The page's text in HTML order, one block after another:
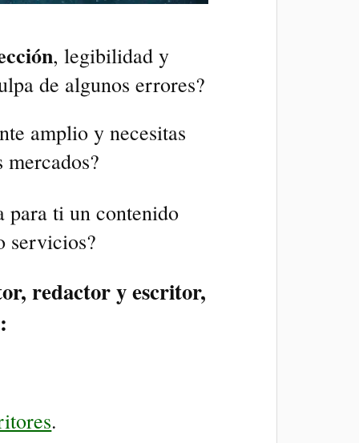
, legibilidad y
de algunos errores?
amplio y necesitas
para ti un contenido
servicios?
, redactoryescritor,
:
.